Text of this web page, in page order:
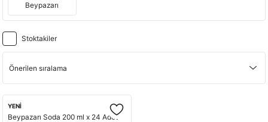
Beypazarı
Stoktakiler
YENİ
Beypazarı Soda 200 ml x 24 Adet